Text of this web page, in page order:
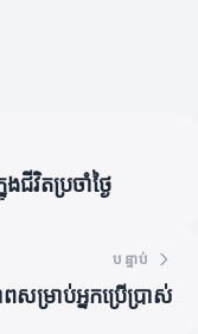
ជីវិតប្រចាំថ្ងៃ
បន្ទាប់
សម្រាប់អ្នកប្រើប្រាស់